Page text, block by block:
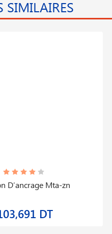
SIMILAIRES
D′ancrage Mta-zn
DT